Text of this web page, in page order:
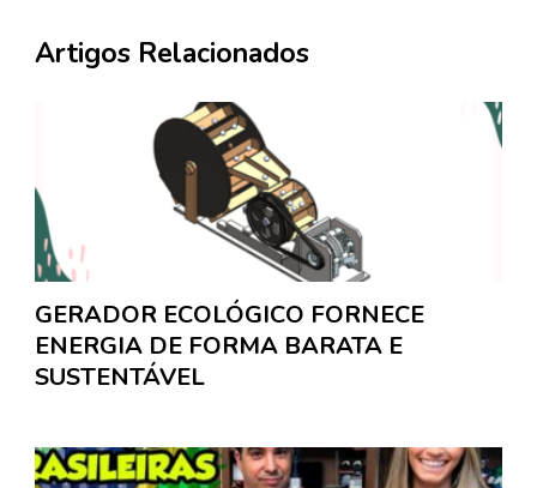
Artigos Relacionados
GERADOR ECOLÓGICO FORNECE
ENERGIA DE FORMA BARATA E
SUSTENTÁVEL